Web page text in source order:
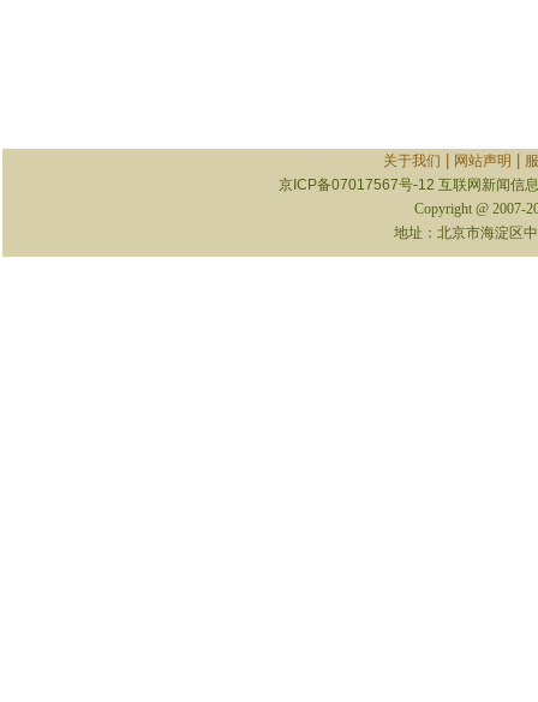
关于我们 网站声明
京ICP备07017567号-12 互联网新闻信
Copyright @ 2007-
地址：北京市海淀区